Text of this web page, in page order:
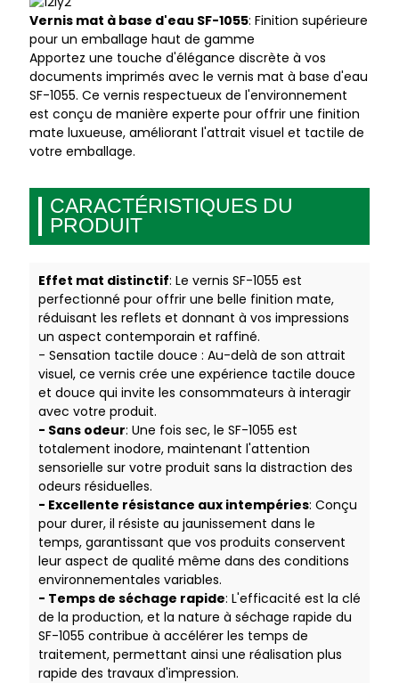
Vernis mat à base d'eau SF-1055: Finition supérieure
pour un emballage haut de gamme
Apportez une touche d'élégance discrète à vos
documents imprimés avec le vernis mat à base d'eau
SF-1055. Ce vernis respectueux de l'environnement
est conçu de manière experte pour offrir une finition
mate luxueuse, améliorant l'attrait visuel et tactile de
votre emballage.
CARACTÉRISTIQUES DU
PRODUIT
Effet mat distinctif: Le vernis SF-1055 est
perfectionné pour offrir une belle finition mate,
réduisant les reflets et donnant à vos impressions
un aspect contemporain et raffiné.
- Sensation tactile douce : Au-delà de son attrait
visuel, ce vernis crée une expérience tactile douce
et douce qui invite les consommateurs à interagir
avec votre produit.
- Sans odeur: Une fois sec, le SF-1055 est
totalement inodore, maintenant l'attention
sensorielle sur votre produit sans la distraction des
odeurs résiduelles.
- Excellente résistance aux intempéries: Conçu
pour durer, il résiste au jaunissement dans le
temps, garantissant que vos produits conservent
leur aspect de qualité même dans des conditions
environnementales variables.
- Temps de séchage rapide: L'efficacité est la clé
de la production, et la nature à séchage rapide du
SF-1055 contribue à accélérer les temps de
traitement, permettant ainsi une réalisation plus
rapide des travaux d'impression.